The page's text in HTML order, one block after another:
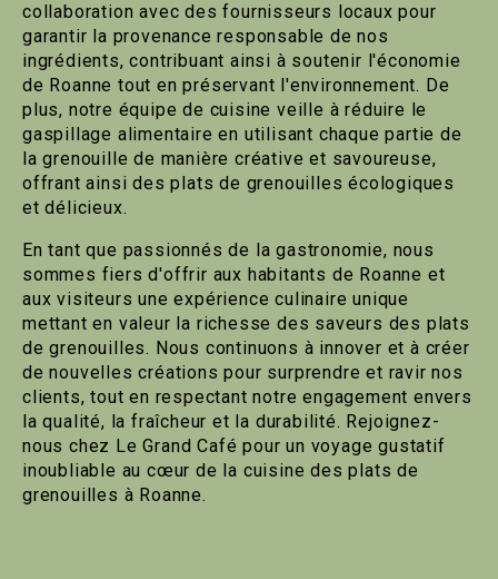
collaboration avec des fournisseurs locaux pour
garantir la provenance responsable de nos
ingrédients, contribuant ainsi à soutenir l'économie
de Roanne tout en préservant l'environnement. De
plus, notre équipe de cuisine veille à réduire le
gaspillage alimentaire en utilisant chaque partie de
la grenouille de manière créative et savoureuse,
offrant ainsi des plats de grenouilles écologiques
et délicieux.
En tant que passionnés de la gastronomie, nous
sommes fiers d'offrir aux habitants de Roanne et
aux visiteurs une expérience culinaire unique
mettant en valeur la richesse des saveurs des plats
de grenouilles. Nous continuons à innover et à créer
de nouvelles créations pour surprendre et ravir nos
clients, tout en respectant notre engagement envers
la qualité, la fraîcheur et la durabilité. Rejoignez-
nous chez Le Grand Café pour un voyage gustatif
inoubliable au cœur de la cuisine des plats de
grenouilles à Roanne.